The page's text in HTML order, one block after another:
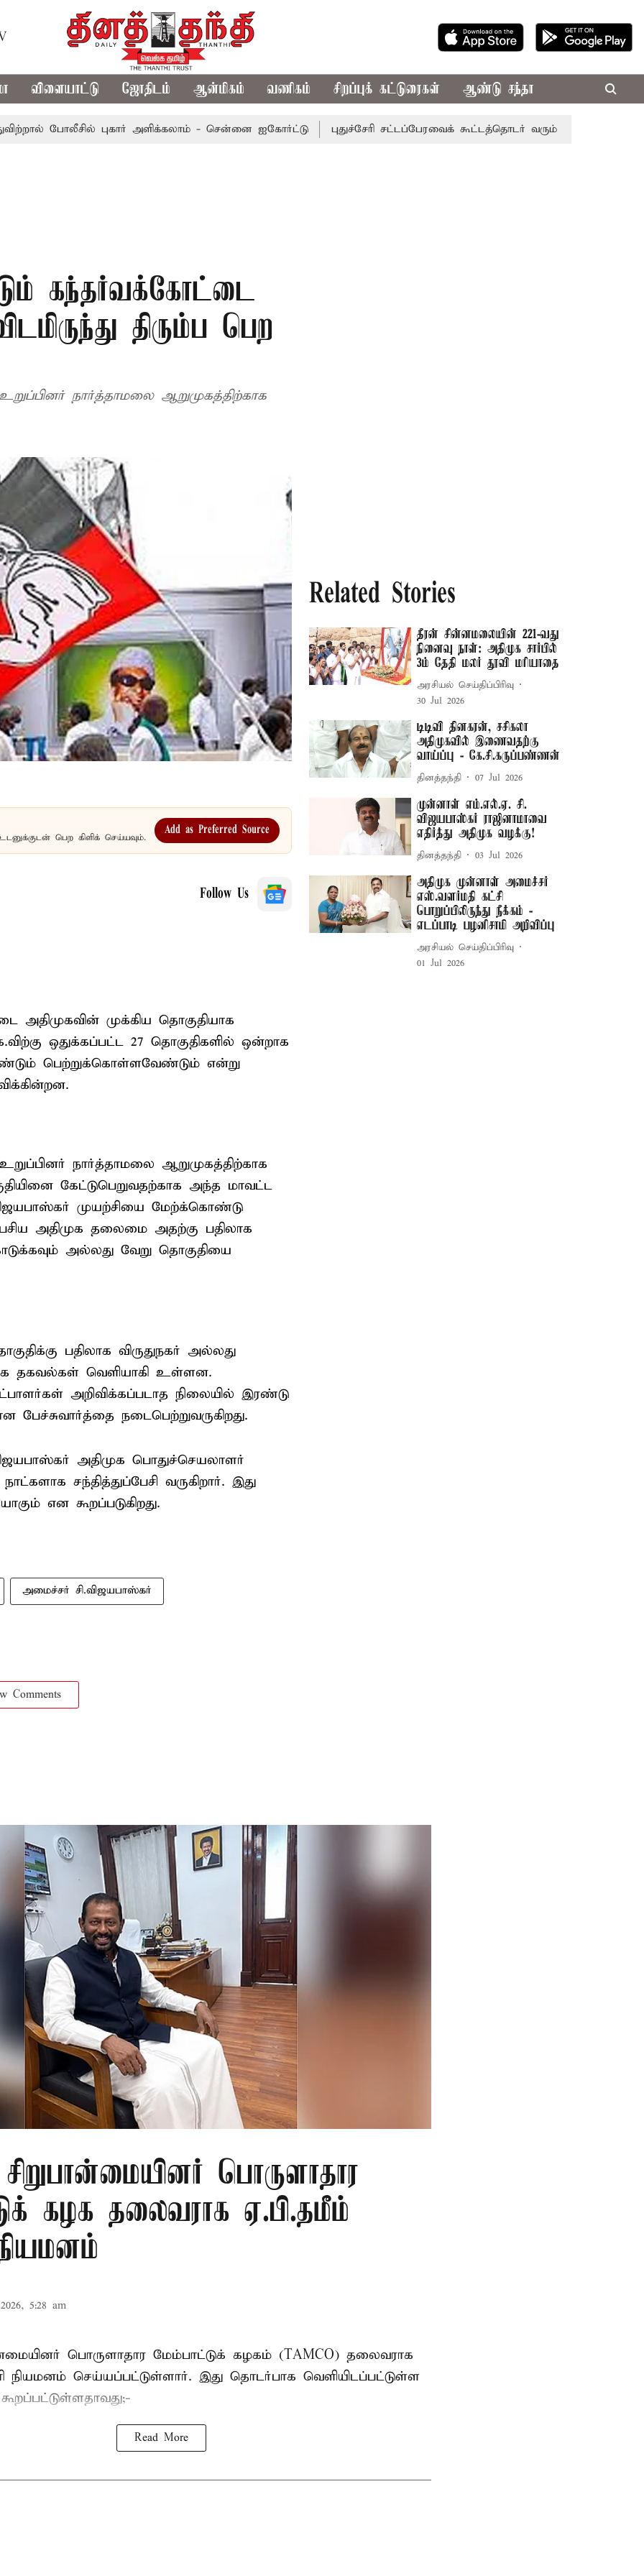
விளையாட்டு ஜோதிடம் ஆன்மிகம் வணிகம் சிறப்புக் கட்டுரைகள் ஆண்டு சந்தா
போலீசில் புகார் அளிக்கலாம் - சென்னை ஐகோர்ட்டு புதுச்சேரி சட்டப்பேரவைக் கூட்டத்தொடர் வரும் 24ம் தொடங்கும் என
கந்தர்வக்கோட்டை
திரும்ப பெற
நார்த்தாமலை ஆறுமுகத்திற்காக
பெற கிளிக் செய்யவும்.
Add as Preferred Source
Follow Us
அதிமுகவின் முக்கிய தொகுதியாக
ஒதுக்கப்பட்ட 27 தொகுதிகளில் ஒன்றாக
பெற்றுக்கொள்ளவேண்டும் என்று
நார்த்தாமலை ஆறுமுகத்திற்காக
கேட்டுபெறுவதற்காக அந்த மாவட்ட
முயற்சியை மேற்க்கொண்டு
அதிமுக தலைமை அதற்கு பதிலாக
அல்லது வேறு தொகுதியை
பதிலாக விருதுநகர் அல்லது
தகவல்கள் வெளியாகி உள்ளன.
அறிவிக்கப்படாத நிலையில் இரண்டு
நடைபெற்றுவருகிறது.
அதிமுக பொதுச்செயலாளர்
சந்தித்துப்பேசி வருகிறார். இது
என கூறப்படுகிறது.
அமைச்சர் சி.விஜயபாஸ்கர்
Comments
Related Stories
தீரன் சின்னமலையின் 221-வது
நினைவு நாள்: அதிமுக சார்பில்
3ம் தேதி மலர் தூவி மரியாதை
அரசியல் செய்திப்பிரிவு
30 Jul 2026
டிடிவி தினகரன், சசிகலா
அதிமுகவில் இணைவதற்கு
வாய்ப்பு - கே.சி.கருப்பண்ணன்
தினத்தந்தி 07 Jul 2026
முன்னாள் எம்.எல்.ஏ. சி.
விஜயபாஸ்கர் ராஜினாமாவை
எதிர்த்து அதிமுக வழக்கு!
தினத்தந்தி 03 Jul 2026
அதிமுக முன்னாள் அமைச்சர்
எஸ்.வளர்மதி கட்சி
பொறுப்பிலிருந்து நீக்கம் -
எடப்பாடி பழனிசாமி அறிவிப்பு
அரசியல் செய்திப்பிரிவு
01 Jul 2026
சிறுபான்மையினர் பொருளாதார
கழக தலைவராக ஏ.பி.தமீம்
5:28 am
பொருளாதார மேம்பாட்டுக் கழகம் (TAMCO) தலைவராக
நியமனம் செய்யப்பட்டுள்ளார். இது தொடர்பாக வெளியிடப்பட்டுள்ள
Read More